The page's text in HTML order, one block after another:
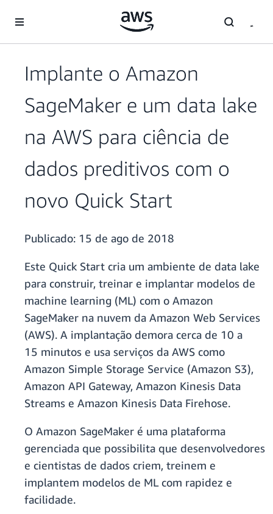
Pular para o conteúdo principal
Implante o Amazon
SageMaker e um data lake
na AWS para ciência de
dados preditivos com o
novo Quick Start
Publicado: 15 de ago de 2018
Este Quick Start cria um ambiente de data lake
para construir, treinar e implantar modelos de
machine learning (ML) com o Amazon
SageMaker na nuvem da Amazon Web Services
(AWS). A implantação demora cerca de 10 a
15 minutos e usa serviços da AWS como
Amazon Simple Storage Service (Amazon S3),
Amazon API Gateway, Amazon Kinesis Data
Streams e Amazon Kinesis Data Firehose.
O Amazon SageMaker é uma plataforma
gerenciada que possibilita que desenvolvedores
e cientistas de dados criem, treinem e
implantem modelos de ML com rapidez e
facilidade.